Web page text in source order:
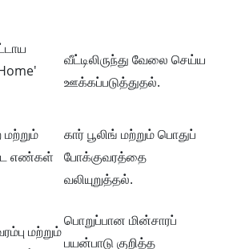
வீட்டிலிருந்து வேலை செய்ய
ஊக்கப்படுத்துதல்.
எண்கள்
கார் பூலிங் மற்றும் பொதுப்
போக்குவரத்தை
வலியுறுத்தல்.
மற்றும்
பொறுப்பான மின்சாரப்
பயன்பாடு குறித்த